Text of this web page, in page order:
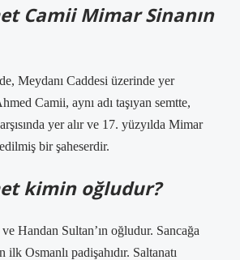
Camii Mimar Sinanın
Meydanı Caddesi üzerinde yer
Camii, aynı adı taşıyan semtte,
yer alır ve 17. yüzyılda Mimar
bir şaheserdir.
kimin oğludur?
Handan Sultan’ın oğludur. Sancağa
ilk Osmanlı padişahıdır. Saltanatı